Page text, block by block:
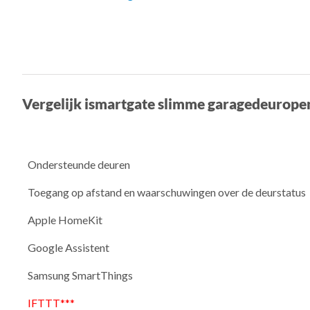
Vergelijk ismartgate slimme
Ondersteunde deuren
Toegang op afstand en waarschuwingen over de deurstatus
Apple HomeKit
Google Assistent
Samsung SmartThings
IFTTT***